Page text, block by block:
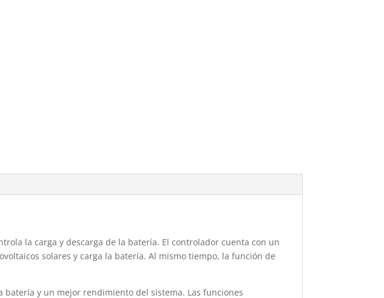
la carga y descarga de la batería. El controlador cuenta con un
solares y carga la batería. Al mismo tiempo, la función de
y un mejor rendimiento del sistema. Las funciones